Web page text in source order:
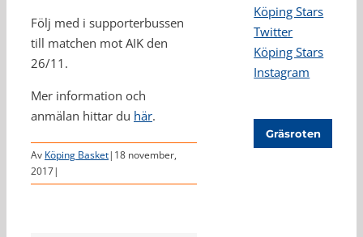
Följ med i supporterbussen
till matchen mot AIK den
26/11.
Mer information och
anmälan hittar du här.
Av Köping Basket| 18 november,
2017|
Köping Stars
Twitter
Köping Stars
Instagram
Gräsroten